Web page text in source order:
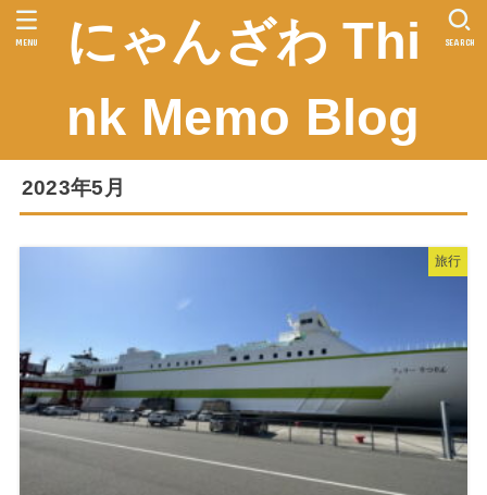
にゃんざわ Thi
nk Memo Blog
SEARCH
MENU
2023年5月
旅行